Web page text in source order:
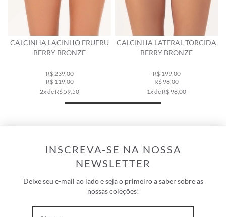
CALCINHA LACINHO FRUFRU
BERRY BRONZE
R$ 239,00
R$ 119,00
2x de R$ 59,50
CALCINHA LATERAL TORCIDA
BERRY BRONZE
R$ 199,00
R$ 98,00
1x de R$ 98,00
INSCREVA-SE NA NOSSA
NEWSLETTER
Deixe seu e-mail ao lado e seja o primeiro a saber sobre as
nossas coleções!